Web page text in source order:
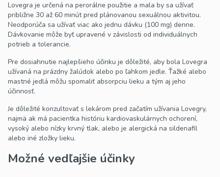
Lovegra je určená na perorálne použitie a mala by sa užívať
približne 30 až 60 minút pred plánovanou sexuálnou aktivitou.
Neodporúča sa užívať viac ako jednu dávku (100 mg) denne.
Dávkovanie môže byť upravené v závislosti od individuálnych
potrieb a tolerancie.
Pre dosiahnutie najlepšieho účinku je dôležité, aby bola Lovegra
užívaná na prázdny žalúdok alebo po ľahkom jedle. Ťažké alebo
mastné jedlá môžu spomaliť absorpciu lieku a tým aj jeho
účinnosť.
Je dôležité konzultovať s lekárom pred začatím užívania Lovegry,
najmä ak má pacientka históriu kardiovaskulárnych ochorení,
vysoký alebo nízky krvný tlak, alebo je alergická na sildenafil
alebo iné zložky lieku.
Možné vedľajšie účinky